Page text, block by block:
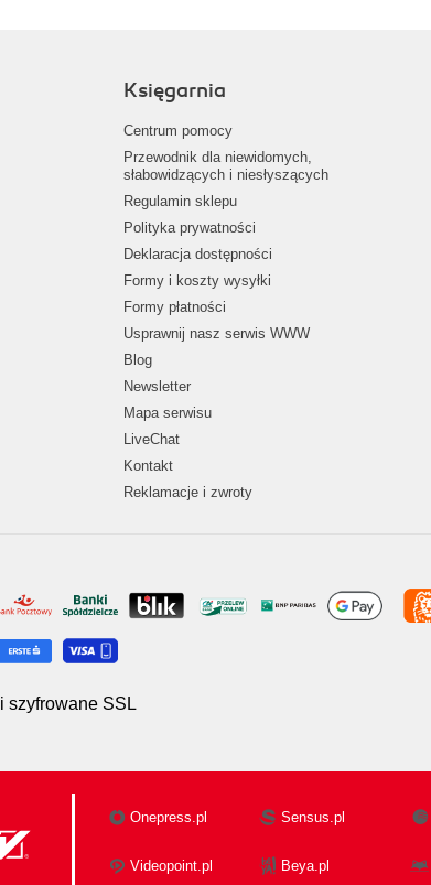
Księgarnia
Centrum pomocy
Przewodnik dla niewidomych,
słabowidzących i niesłyszących
Regulamin sklepu
Polityka prywatności
Deklaracja dostępności
Formy i koszty wysyłki
Formy płatności
Usprawnij nasz serwis WWW
Blog
Newsletter
Mapa serwisu
LiveChat
Kontakt
Reklamacje i zwroty
szyfrowane SSL
Onepress.pl Sensus.pl
Videopoint.pl Beya.pl